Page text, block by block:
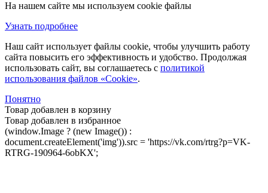
На нашем сайте мы используем cookie файлы
Узнать подробнее
Наш сайт использует файлы cookie, чтобы улучшить работу
сайта повысить его эффективность и удобство. Продолжая
использовать сайт, вы соглашаетесь с политикой
использования файлов «Cookie».
Понятно
Товар добавлен в корзину
Товар добавлен в избранное
(window.Image ? (new Image()) :
document.createElement('img')).src = 'https://vk.com/rtrg?p=VK-
RTRG-190964-6obKX';